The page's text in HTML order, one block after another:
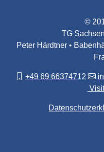
©
TG
Peter Härdtner •
+49 69 66374712